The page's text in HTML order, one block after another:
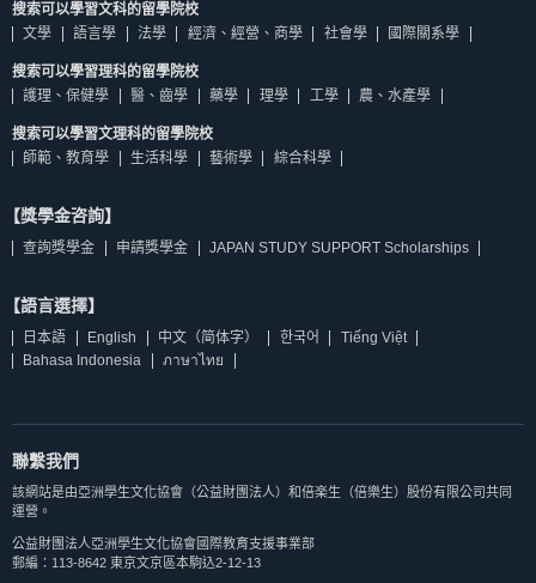
搜索可以學習文科的留學院校
文學
語言學 法學 經濟、經營、商學 社會學 國際關系學
搜索可以學習理科的留學院校
護理、保健學
醫、齒學 藥學 理學 工學 農、水產學
搜索可以學習文理科的留學院校
師範、教育學
生活科學 藝術學 綜合科學
【獎學金咨詢】
查詢獎學金 申請獎學金 JAPAN STUDY SUPPORT Scholarships
【語言選擇】
日本語 English 中文（简体字） 한국어
Tiếng Việt
Bahasa Indonesia
ภาษาไทย
聯繫我們
該網站是由亞洲學生文化協會（公益財團法人）和倍楽生（倍樂生）股份有限公司共同
運營。
公益財團法人亞洲學生文化協會國際教育支援事業部
郵編：113-8642 東京文京區本駒込2-12-13